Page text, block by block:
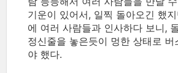
기운이 있어서, 일찍 돌아오긴 했
에 여러 사람들과 인사하다 보니,
정신줄을 놓은듯이 멍한 상태로 버
야 했다.